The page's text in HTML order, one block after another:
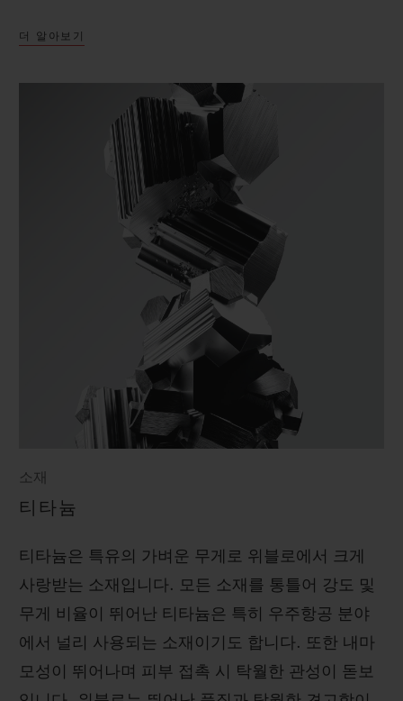
더 알아보기
소재
티타늄
티타늄은 특유의 가벼운 무게로 위블로에서 크게
사랑받는 소재입니다. 모든 소재를 통틀어 강도 및
무게 비율이 뛰어난 티타늄은 특히 우주항공 분야
에서 널리 사용되는 소재이기도 합니다. 또한 내마
모성이 뛰어나며 피부 접촉 시 탁월한 관성이 돋보